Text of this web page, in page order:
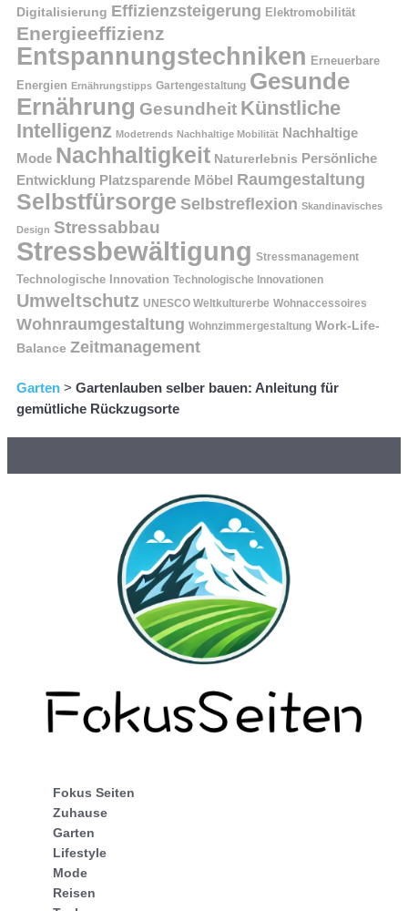
Digitalisierung Effizienzsteigerung Elektromobilität
Energieeffizienz
Entspannungstechniken Erneuerbare
Energien Ernährungstipps Gartengestaltung Gesunde
Ernährung Gesundheit Künstliche
Intelligenz Modetrends Nachhaltige Mobilität Nachhaltige
Mode Nachhaltigkeit Naturerlebnis Persönliche
Entwicklung Platzsparende Möbel Raumgestaltung
Selbstfürsorge Selbstreflexion Skandinavisches
Design Stressabbau
Stressbewältigung Stressmanagement
Technologische Innovation Technologische Innovationen
Umweltschutz UNESCO Weltkulturerbe Wohnaccessoires
Wohnraumgestaltung Wohnzimmergestaltung Work-Life-
Balance Zeitmanagement
Garten > Gartenlauben selber bauen: Anleitung für
gemütliche Rückzugsorte
Fokus Seiten
Zuhause
Garten
Lifestyle
Mode
Reisen